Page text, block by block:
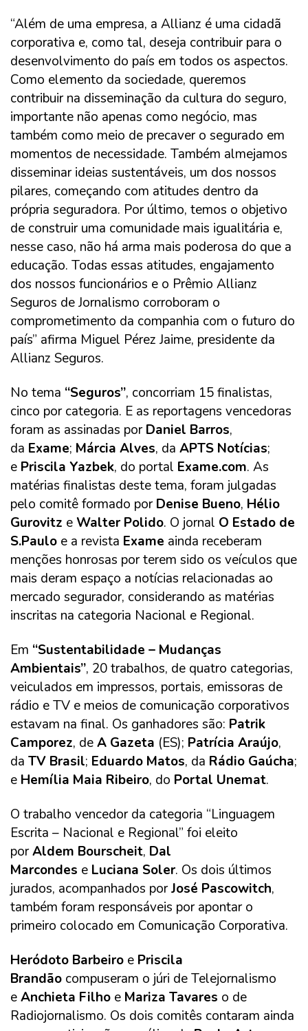
“Além de uma empresa, a Allianz é uma cidadã
corporativa e, como tal, deseja contribuir para o
desenvolvimento do país em todos os aspectos.
Como elemento da sociedade, queremos
contribuir na disseminação da cultura do seguro,
importante não apenas como negócio, mas
também como meio de precaver o segurado em
momentos de necessidade. Também almejamos
disseminar ideias sustentáveis, um dos nossos
pilares, começando com atitudes dentro da
própria seguradora. Por último, temos o objetivo
de construir uma comunidade mais igualitária e,
nesse caso, não há arma mais poderosa do que a
educação. Todas essas atitudes, engajamento
dos nossos funcionários e o Prêmio Allianz
Seguros de Jornalismo corroboram o
comprometimento da companhia com o futuro do
país” afirma Miguel Pérez Jaime, presidente da
Allianz Seguros.
No tema “Seguros”, concorriam 15 finalistas,
cinco por categoria. E as reportagens vencedoras
foram as assinadas porDaniel Barros,
da Exame; Márcia Alves, da APTS Notícias;
e Priscila Yazbek, do portal Exame.com. As
matérias finalistas deste tema, foram julgadas
pelo comitê formado porDenise Bueno, Hélio
Gurovitz eWalter Polido. O jornal O Estado de
S.Paulo e a revista Exame ainda receberam
menções honrosas por terem sido os veículos que
mais deram espaço a notícias relacionadas ao
mercado segurador, considerando as matérias
inscritas na categoria Nacional e Regional.
Em “Sustentabilidade – Mudanças
Ambientais”, 20 trabalhos, de quatro categorias,
veiculados em impressos, portais, emissoras de
rádio e TV e meios de comunicação corporativos
estavam na final. Os ganhadores são: Patrik
Camporez, deA Gazeta (ES); Patrícia Araújo,
da TV Brasil; Eduardo Matos, da Rádio Gaúcha;
e Hemília Maia Ribeiro, do Portal Unemat.
O trabalho vencedor da categoria “Linguagem
Escrita – Nacional e Regional” foi eleito
porAldem Bourscheit, Dal
Marcondes e Luciana Soler. Os dois últimos
jurados, acompanhados porJosé Pascowitch,
também foram responsáveis por apontar o
primeiro colocado em Comunicação Corporativa.
Heródoto Barbeiro e Priscila
Brandão compuseram o júri de Telejornalismo
eAnchieta Filho e Mariza Tavares o de
Radiojornalismo. Os dois comitês contaram ainda